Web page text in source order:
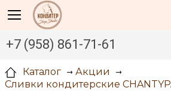
+7 (958) 861-71-61
Каталог
Акции
Сливки кондитерские